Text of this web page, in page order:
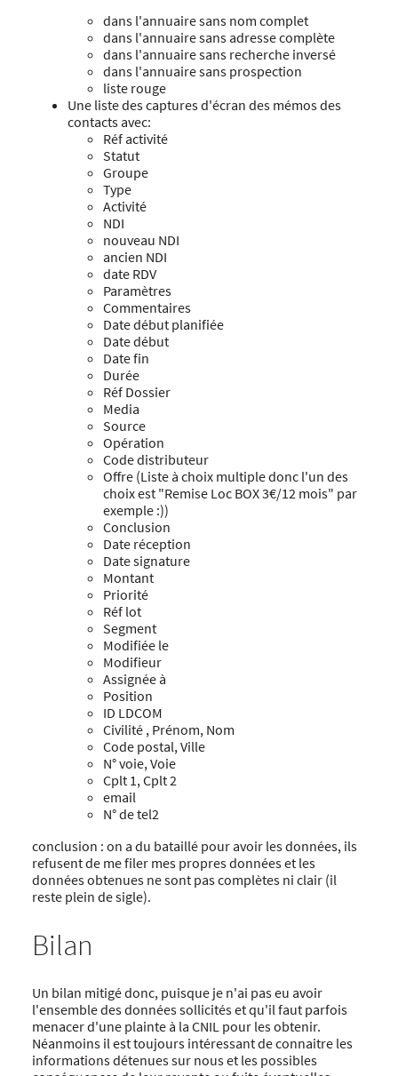
dans l'annuaire sans nom complet
dans l'annuaire sans adresse complète
dans l'annuaire sans recherche inversé
dans l'annuaire sans prospection
liste rouge
Une liste des captures d'écran des mémos des
contacts avec:
Réf activité
Statut
Groupe
Type
Activité
NDI
nouveau NDI
ancien NDI
date RDV
Paramètres
Commentaires
Date début planifiée
Date début
Date fin
Durée
Réf Dossier
Media
Source
Opération
Code distributeur
Offre (Liste à choix multiple donc l'un des
choix est "Remise Loc BOX 3€/12 mois" par
exemple :))
Conclusion
Date réception
Date signature
Montant
Priorité
Réf lot
Segment
Modifiée le
Modifieur
Assignée à
Position
ID LDCOM
Civilité , Prénom, Nom
Code postal, Ville
N° voie, Voie
Cplt 1, Cplt 2
email
N° de tel2
conclusion : on a du bataillé pour avoir les données, ils
refusent de me filer mes propres données et les
données obtenues ne sont pas complètes ni clair (il
reste plein de sigle).
Bilan
Un bilan mitigé donc, puisque je n'ai pas eu avoir
l'ensemble des données sollicités et qu'il faut parfois
menacer d'une plainte à la CNIL pour les obtenir.
Néanmoins il est toujours intéressant de connaitre les
informations détenues sur nous et les possibles